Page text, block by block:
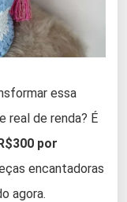
essa
real de renda? É
por
encantadoras
agora.